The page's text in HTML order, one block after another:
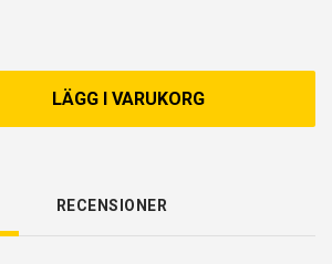
LÄGG I VARUKORG
RECENSIONER